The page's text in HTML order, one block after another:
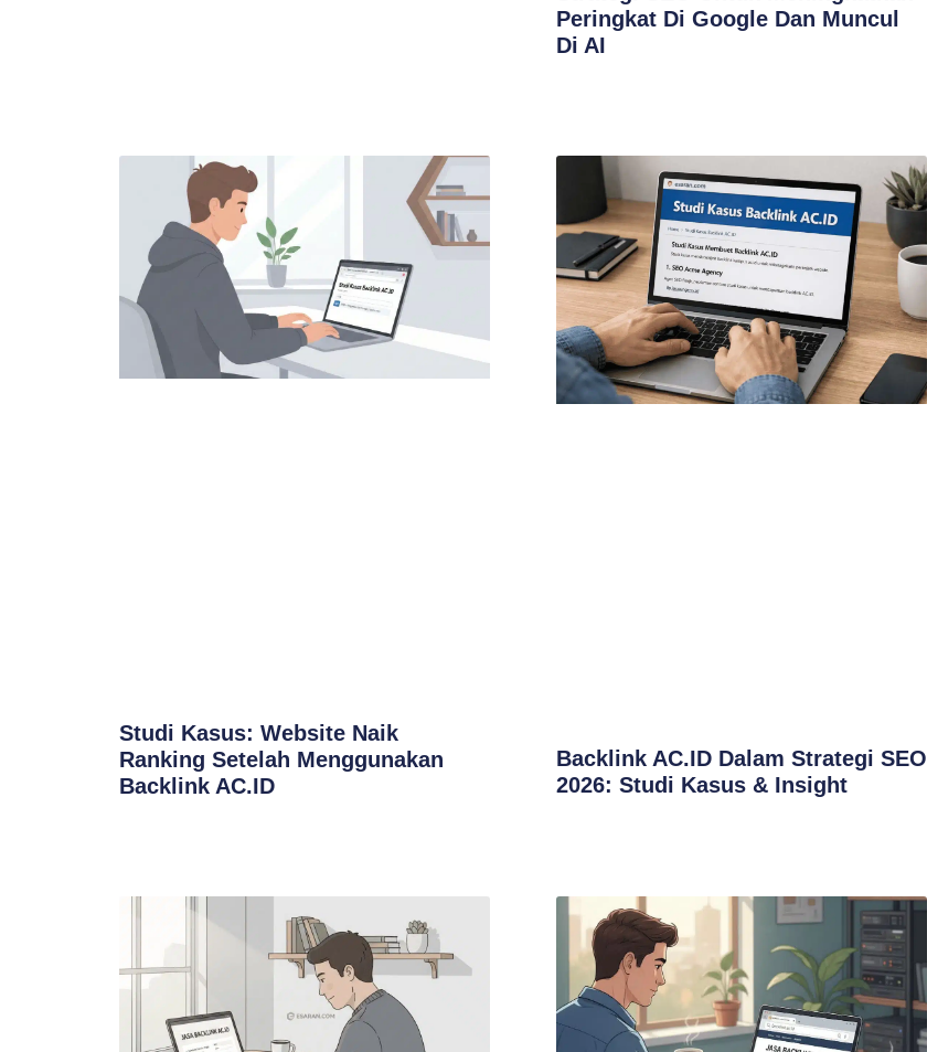
Peringkat Di Google Dan Muncul
Di AI
Studi Kasus: Website Naik
Ranking Setelah Menggunakan
Backlink AC.ID
Backlink AC.ID Dalam Strategi SEO
2026: Studi Kasus & Insight